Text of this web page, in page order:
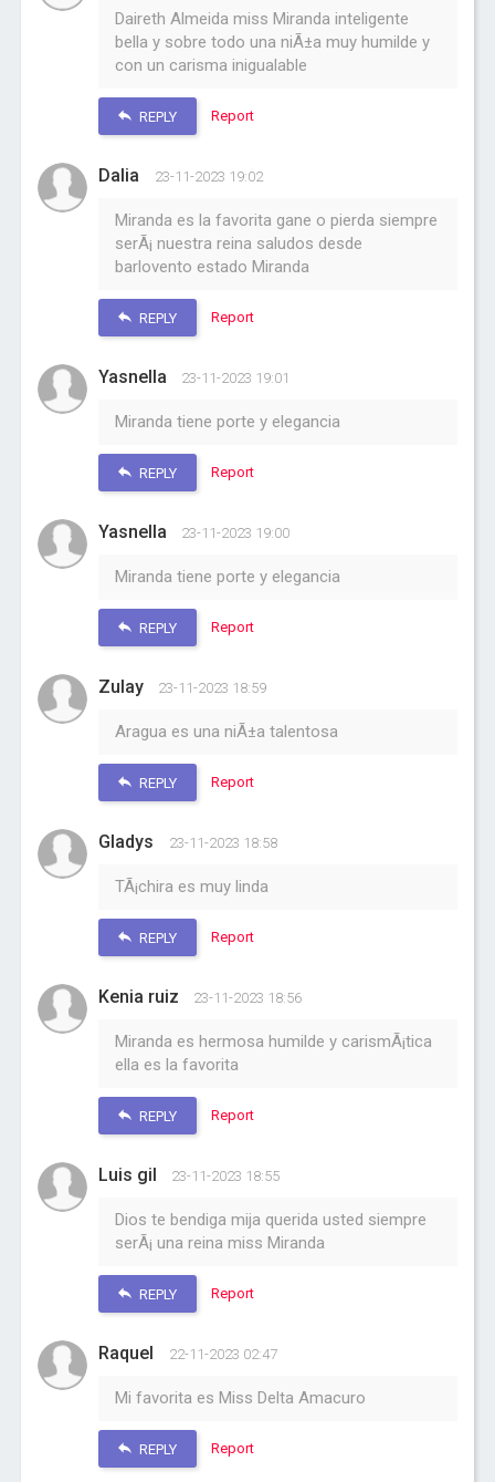
Daireth Almeida miss Miranda inteligente
bella y sobre todo una niÃ±a muy humilde y
con un carisma inigualable
REPLY Report
Dalia 23-11-2023 19:02
Miranda es la favorita gane o pierda siempre
serÃ¡ nuestra reina saludos desde
barlovento estado Miranda
REPLY Report
Yasnella 23-11-2023 19:01
Miranda tiene porte y elegancia
REPLY Report
Yasnella 23-11-2023 19:00
Miranda tiene porte y elegancia
REPLY Report
Zulay 23-11-2023 18:59
Aragua es una niÃ±a talentosa
REPLY Report
Gladys 23-11-2023 18:58
TÃ¡chira es muy linda
REPLY Report
Kenia ruiz 23-11-2023 18:56
Miranda es hermosa humilde y carismÃ¡tica
ella es la favorita
REPLY Report
Luis gil 23-11-2023 18:55
Dios te bendiga mija querida usted siempre
serÃ¡ una reina miss Miranda
REPLY Report
Raquel 22-11-2023 02:47
Mi favorita es Miss Delta Amacuro
REPLY Report